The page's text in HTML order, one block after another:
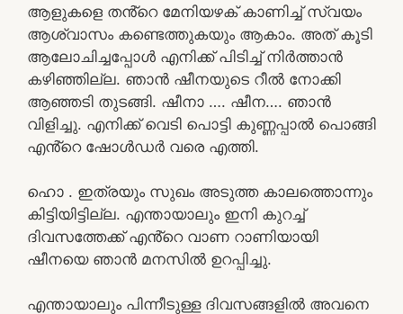
ആളുകളെ തൻ്റെ മേനിയഴക് കാണിച്ച് സ്വയം
ആശ്വാസം കണ്ടെത്തുകയും ആകാം. അത് കൂടി
ആലോചിച്ചപ്പോൾ എനിക്ക് പിടിച്ച് നിർത്താൻ
കഴിഞ്ഞില്ല. ഞാൻ ഷീനയുടെ റീൽ നോക്കി
ആഞ്ഞടി തുടങ്ങി. ഷീനാ …. ഷീന…. ഞാൻ
വിളിച്ചു. എനിക്ക് വെടി പൊട്ടി കുണ്ണപ്പാൽ പൊങ്ങി
എൻ്റെ ഷോൾഡർ വരെ എത്തി.
ഹൊ . ഇത്രയും സുഖം അടുത്ത കാലത്തൊന്നും
കിട്ടിയിട്ടില്ല. എന്തായാലും ഇനി കുറച്ച്
ദിവസത്തേക്ക് എൻ്റെ വാണ റാണിയായി
ഷീനയെ ഞാൻ മനസിൽ ഉറപ്പിച്ചു.
എന്തായാലും പിന്നീടുള്ള ദിവസങ്ങളിൽ അവനെ